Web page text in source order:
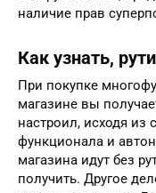
наличие прав
Как узнать,
При покупке
магазине вы
настроил, исходя из
функционала и
магазина идут без
получить. Другое